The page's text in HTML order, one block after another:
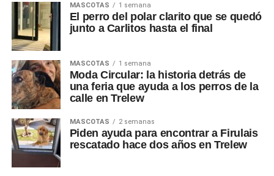
MASCOTAS 1 semana
El perro del polar clarito que se quedó
junto a Carlitos hasta el final
MASCOTAS 1 semana
Moda Circular: la historia detrás de
una feria que ayuda a los perros de la
calle en Trelew
MASCOTAS 2 semanas
Piden ayuda para encontrar a Firulais
rescatado hace dos años en Trelew